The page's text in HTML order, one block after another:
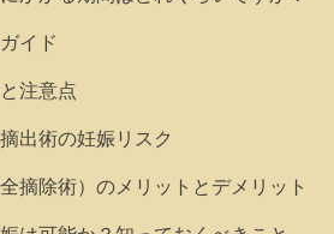
イド
注意点
出術の妊娠リスク
摘除術）のメリットとデメリット